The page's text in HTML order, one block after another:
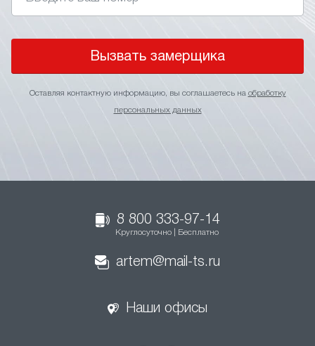
Вызвать замерщика
Оставляя контактную информацию, вы соглашаетесь на обработку
персональных данных
8 800 333-97-14
Круглосуточно | Бесплатно
artem@mail-ts.ru
Наши офисы